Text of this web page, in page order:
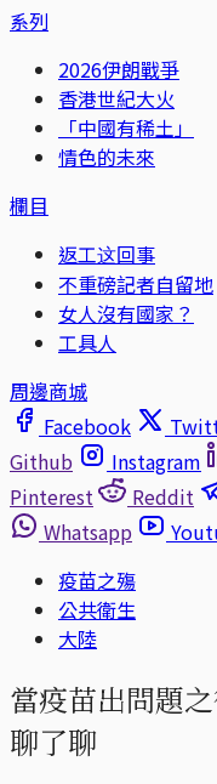
系列
2026伊朗戰爭
香港世紀大火
「中國有稀土」
情色的未來
欄目
返工这回事
不重磅記者自留地
女人沒有國家？
工具人
周邊商城
Facebook
Github
Instagram
Pinterest
Reddit
Whatsapp
疫苗之殤
公共衛生
大陸
當疫苗出問題
聊了聊